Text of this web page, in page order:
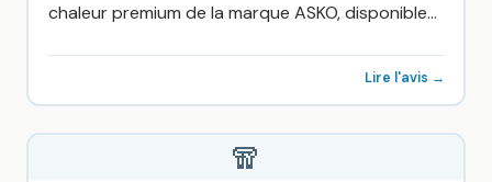
chaleur premium de la marque ASKO, disponible
Lire l'avis →
🧣